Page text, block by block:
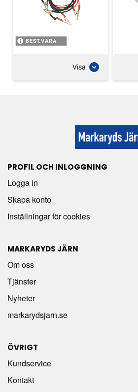
BEST.VARA
Visa
PROFIL OCH INLOGGNING
Logga in
Skapa konto
Inställningar för cookies
MARKARYDS JÄRN
Om oss
Tjänster
Nyheter
markarydsjarn.se
ÖVRIGT
Kundservice
Kontakt